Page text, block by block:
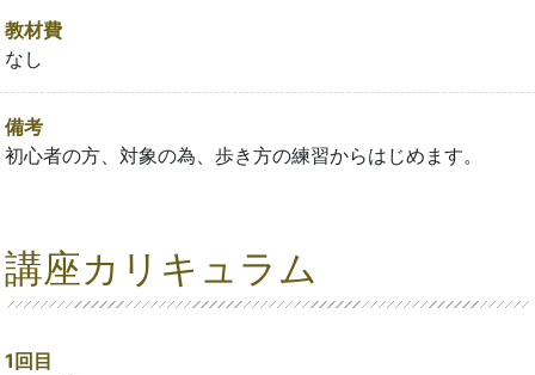
教材費
なし
備考
初心者の方、対象の為、歩き方の練習からはじめます。
講座カリキュラム
1回目